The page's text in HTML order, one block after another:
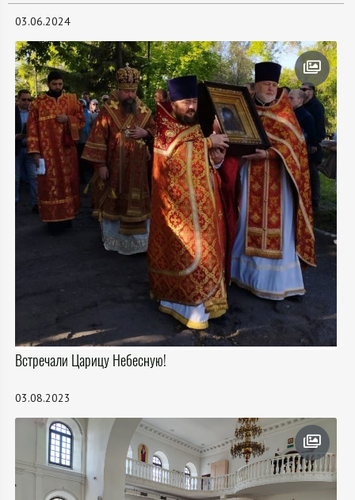
03.06.2024
Встречали Царицу Небесную!
03.08.2023